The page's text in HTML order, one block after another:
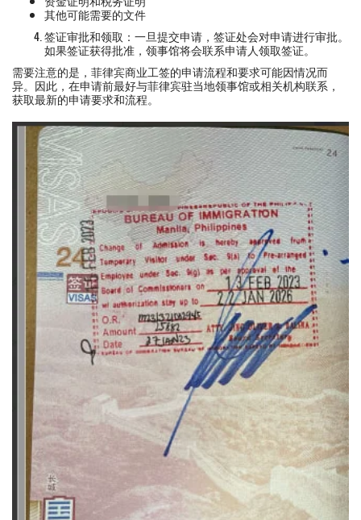
其他可能需要的文件
签证审批和领取：一旦提交申请，签证处会对申请进行审批。
如果签证获得批准，领事馆将会联系申请人领取签证。
需要注意的是，菲律宾商业工签的申请流程和要求可能因情况而
异。因此，在申请前最好与菲律宾驻当地领事馆或相关机构联系，
获取最新的申请要求和流程。